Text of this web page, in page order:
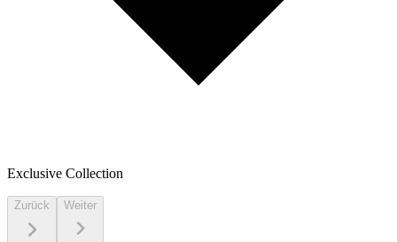
Exclusive Collection
Zurück Weiter